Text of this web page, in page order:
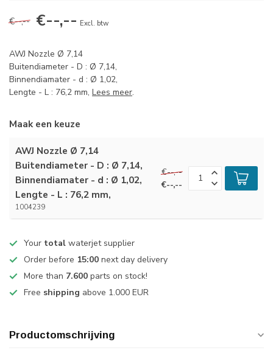
€--,-- €--,-- Excl. btw
AWJ Nozzle Ø 7,14
Buitendiameter - D : Ø 7,14,
Binnendiamater - d : Ø 1,02,
Lengte - L : 76,2 mm, Lees meer.
Maak een keuze
AWJ Nozzle Ø 7,14
Buitendiameter - D : Ø 7,14,
Binnendiamater - d : Ø 1,02,
Lengte - L : 76,2 mm,
1004239
€--,--
€--,--
Your total waterjet supplier
Order before 15:00 next day delivery
More than 7.600 parts on stock!
Free shipping above 1.000 EUR
Productomschrijving